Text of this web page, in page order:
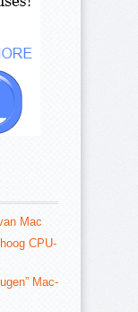
Mac
CPU-
Mac-